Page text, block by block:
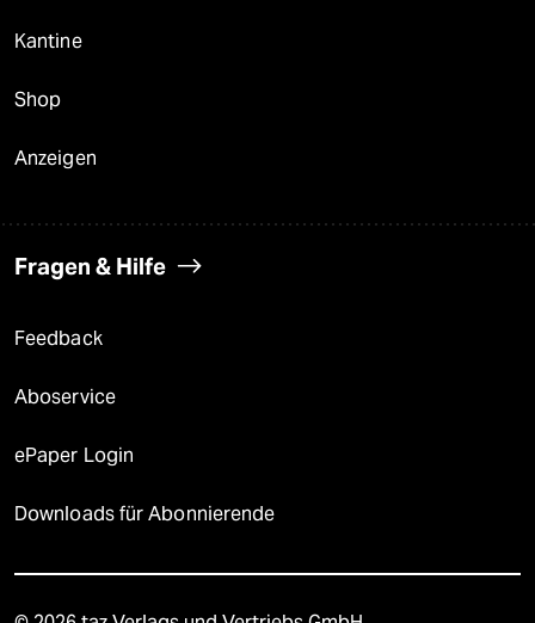
Kantine
Shop
Anzeigen
Fragen & Hilfe
Feedback
Aboservice
ePaper Login
Downloads für Abonnierende